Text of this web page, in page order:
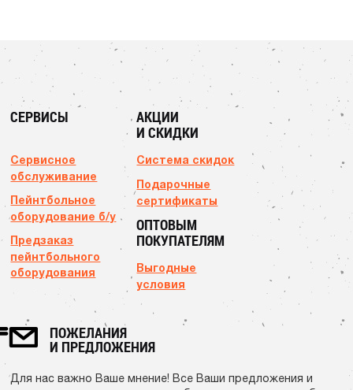
СЕРВИСЫ
Сервисное
обслуживание
Пейнтбольное
оборудование б/у
Предзаказ
пейнтбольного
оборудования
АКЦИИ
И СКИДКИ
Система скидок
Подарочные
сертификаты
ОПТОВЫМ
ПОКУПАТЕЛЯМ
Выгодные
условия
ПОЖЕЛАНИЯ
И ПРЕДЛОЖЕНИЯ
Для нас важно Ваше мнение! Все Ваши предложения и